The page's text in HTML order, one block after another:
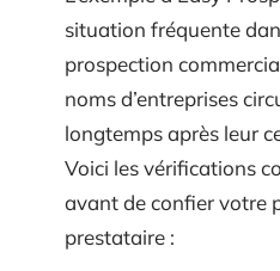
situation fréquente
prospection
noms d’entreprises
longtemps après leur
Voici les vérifications
avant de confier votre
prestataire :